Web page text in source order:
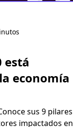
está
economía
sus 9 pilares
impactados en